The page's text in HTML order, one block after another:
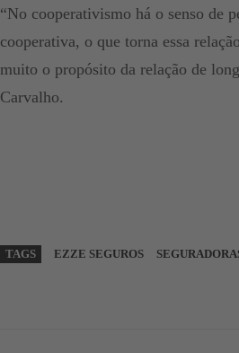
“No cooperativismo há o senso de
cooperativa, o que torna essa
muito o propósito da relação de
Carvalho.
TAGS EZZE SEGUROS